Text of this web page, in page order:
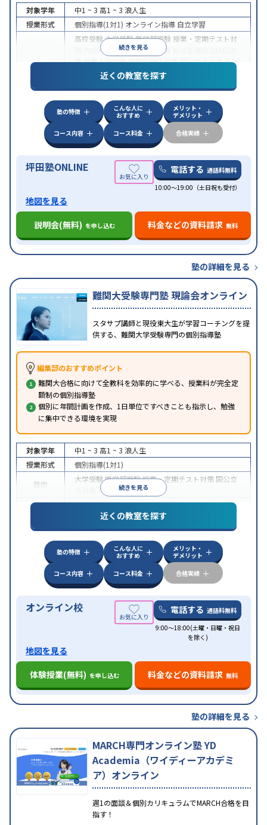
続きを見る
対象学年 中1 ~ 3 高1 ~ 3 浪人生
授業形式
個別指導(1対1) オンライン指導 自立学習
高校受験大学受験医学部受験 授業・定期テスト対
内申点対策学習習慣の定着
策推薦入試対策学校別特化対策国公立大対策私大
共通テスト対策英検(英語検定)対策
その
特徴
中高一貫校生に対応授業の振替可能 不登校生に対
学習にPC・タブレットを利用オンライン対応
科目から受講可能季節講習のみの受講可発達障害
の子どもに対応
近くの教室を探す
塾の特徴
こんな人に
おすすめ
メリット・
デメリット
コース内容
コース料金 合格実績
坪田塾ONLINE 電話する 通話料無料
10:00～19:00（土日祝も受付）
地図を見る
説明会(無料) を申し込む 料金などの資料請求 無料
塾の詳細を見る
難関大受験専門塾 現論会オンライン
スタサプ講師と現役東大生が学習コーチングを提
供する、難関大学受験専門の個別指導塾
編集部のおすすめポイント
難関大合格に向けて全教科を効率的に学べる、授業料が完全定
額制の個別指導塾
個別に年間計画を作成、1日単位ですべきことも指示し、勉強
に集中できる環境を実現
続きを見る
対象学年 中1 ~ 3 高1 ~ 3 浪人生
授業形式
個別指導(1対1)
目的
大学受験医学部受験授業・定期テスト対策 国公立
英検(英語検定)対策
中高一貫校生に対応授業の振替可能オンライン対
自習室あり
近くの教室を探す
塾の特徴
こんな人に
おすすめ
メリット・
デメリット
コース内容
コース料金 合格実績
オンライン校 電話する 通話料無料
9:00～18:00(土曜・日曜・祝日
を除く)
地図を見る
体験授業(無料) を申し込む 料金などの資料請求 無料
塾の詳細を見る
MARCH専門オンライン塾 YD
Academia（ワイディーアカデミ
ア）オンライン
週1の面談＆個別カリキュラムでMARCH合格を目
指す！